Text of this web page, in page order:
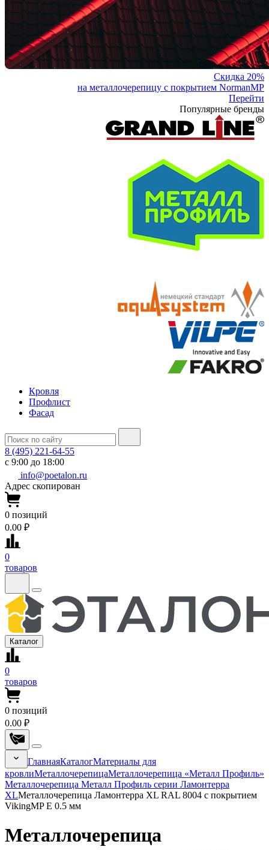
Скидка 20%
на металлочерепицу с покрытием NormanMP
Перейти
Популярные бренды
Кровля
Профлист
Фасад
8 (495) 221-64-55
с 9:00 до 18:00
info@poetalon.ru
Адрес скопирован
0 позиций
0.00 ₽
0
товаров
Каталог
0
товаров
0 позиций
0.00 ₽
ГлавнаяКаталогМатериалы для
кровлиМеталлочерепицаМеталлочерепица «Металл Профиль»
Металлочерепица Металл Профиль серии Ламонтерра
XLМеталлочерепица Ламонтерра XL RAL 8004 с покрытием
VikingMP E 0.5 мм
Металлочерепица